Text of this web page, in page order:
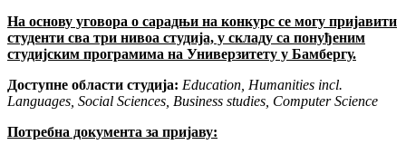
На основу уговора о сарадњи на конкурс се могу пријавити
студенти сва три нивоа студија, у складу са понуђеним
студијским програмима на Универзитету у Бамбергу.
Доступне области студија: Education, Humanities incl.
Languages, Social Sciences, Business studies, Computer Science
Потребна документа за пријаву: